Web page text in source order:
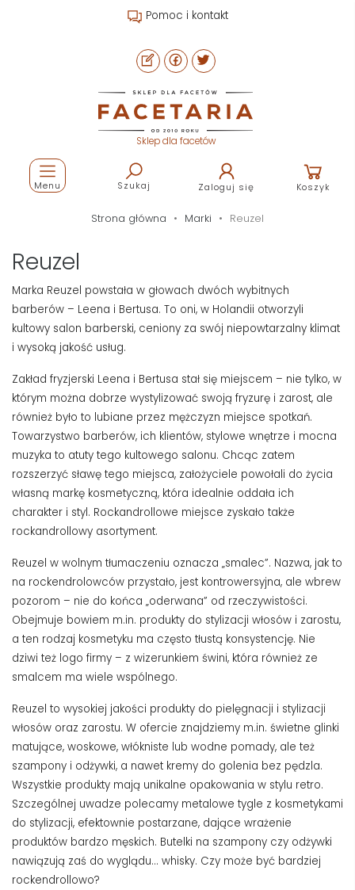
Pomoc i kontakt
Sklep dla facetów
Szukaj Zaloguj się Koszyk
Menu
Strona główna Marki Reuzel
Reuzel
Marka Reuzel powstała w głowach dwóch wybitnych
barberów – Leena i Bertusa. To oni, w Holandii otworzyli
kultowy salon barberski, ceniony za swój niepowtarzalny klimat
i wysoką jakość usług.
Zakład fryzjerski Leena i Bertusa stał się miejscem – nie tylko, w
którym można dobrze wystylizować swoją fryzurę i zarost, ale
również było to lubiane przez mężczyzn miejsce spotkań.
Towarzystwo barberów, ich klientów, stylowe wnętrze i mocna
muzyka to atuty tego kultowego salonu. Chcąc zatem
rozszerzyć sławę tego miejsca, założyciele powołali do życia
własną markę kosmetyczną, która idealnie oddała ich
charakter i styl. Rockandrollowe miejsce zyskało także
rockandrollowy asortyment.
Reuzel w wolnym tłumaczeniu oznacza „smalec”. Nazwa, jak to
na rockendrolowców przystało, jest kontrowersyjna, ale wbrew
pozorom – nie do końca „oderwana” od rzeczywistości.
Obejmuje bowiem m.in. produkty do stylizacji włosów i zarostu,
a ten rodzaj kosmetyku ma często tłustą konsystencję. Nie
dziwi też logo firmy – z wizerunkiem świni, która również ze
smalcem ma wiele wspólnego.
Reuzel to wysokiej jakości produkty do pielęgnacji i stylizacji
włosów oraz zarostu. W ofercie znajdziemy m.in. świetne glinki
matujące, woskowe, włókniste lub wodne pomady, ale też
szampony i odżywki, a nawet kremy do golenia bez pędzla.
Wszystkie produkty mają unikalne opakowania w stylu retro.
Szczególnej uwadze polecamy metalowe tygle z kosmetykami
do stylizacji, efektownie postarzane, dające wrażenie
produktów bardzo męskich. Butelki na szampony czy odżywki
nawiązują zaś do wyglądu... whisky. Czy może być bardziej
rockendrollowo?